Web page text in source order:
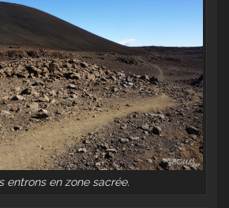
entrons en zone sacrée.